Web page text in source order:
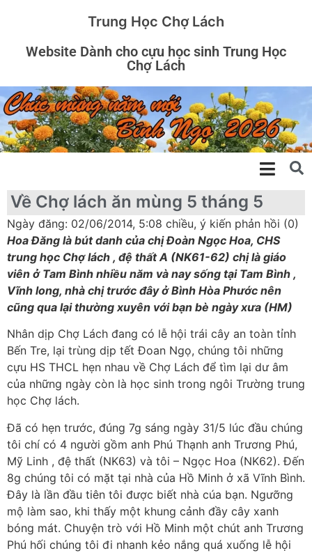
Trung Học Chợ Lách
Website Dành cho cựu học sinh Trung Học
Chợ Lách
Về Chợ lách ăn mùng 5 tháng 5
Ngày đăng: 02/06/2014, 5:08 chiều, ý kiến phản hồi (0)
Hoa Đăng là bút danh của chị Đoàn Ngọc Hoa, CHS
trung học Chợ lách , đệ thất A (NK61-62) chị là giáo
viên ở Tam Bình nhiều năm và nay sống tại Tam Bình ,
Vĩnh long, nhà chị trước đây ở Bình Hòa Phước nên
cũng qua lại thường xuyên với bạn bè ngày xưa (HM)
Nhân dịp Chợ Lách đang có lễ hội trái cây an toàn tỉnh
Bến Tre, lại trùng dịp tết Đoan Ngọ, chúng tôi những
cựu HS THCL hẹn nhau về Chợ Lách để tìm lại dư âm
của những ngày còn là học sinh trong ngôi Trường trung
học Chợ lách.
Đã có hẹn trước, đúng 7g sáng ngày 31/5 lúc đầu chúng
tôi chí có 4 người gồm anh Phú Thạnh anh Trương Phú,
Mỹ Linh , đệ thất (NK63) và tôi – Ngọc Hoa (NK62). Đến
8g chúng tôi có mặt tại nhà của Hồ Minh ở xã Vĩnh Bình.
Đây là lần đầu tiên tôi được biết nhà cúa bạn. Ngưỡng
mộ làm sao, khi thấy một khung cảnh đầy cây xanh
bóng mát. Chuyện trò với Hồ Minh một chút anh Trương
Phú hối chúng tôi đi nhanh kẻo nắng quá xuống lễ hội